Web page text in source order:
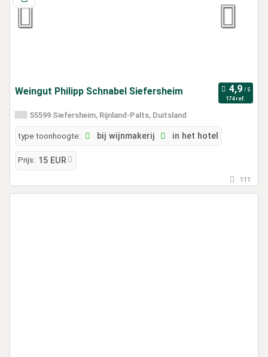
Weingut Philipp Schnabel Siefersheim
174 ref.
55599 Siefersheim, Rijnland-Palts, Duitsland
type toonhoogte: bij wijnmakerij in het hotel
Prijs: 15 EUR
111